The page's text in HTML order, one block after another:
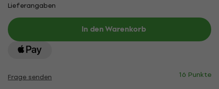
Lieferangaben
In den Warenkorb
Frage senden 16 Punkte